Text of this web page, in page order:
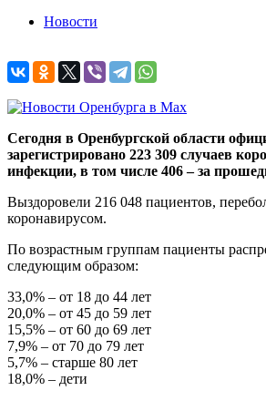
Новости
Сегодня в Оренбургской области
зарегистрировано 223 309 случаев
инфекции, в том числе 406 – за
Выздоровели 216 048 пациентов,
коронавирусом.
По возрастным группам пациенты
следующим образом:
33,0% – от 18 до 44 лет
20,0% – от 45 до 59 лет
15,5% – от 60 до 69 лет
7,9% – от 70 до 79 лет
5,7% – старше 80 лет
18,0% – дети